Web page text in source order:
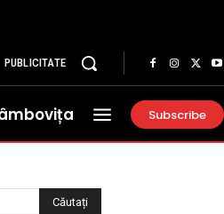
PUBLICITATE
Subscribe